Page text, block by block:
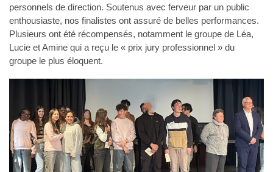
personnels de direction. Soutenus avec ferveur par un public
enthousiaste, nos finalistes ont assuré de belles performances.
Plusieurs ont été récompensés, notamment le groupe de Léa,
Lucie et Amine qui a reçu le « prix jury professionnel » du
groupe le plus éloquent.